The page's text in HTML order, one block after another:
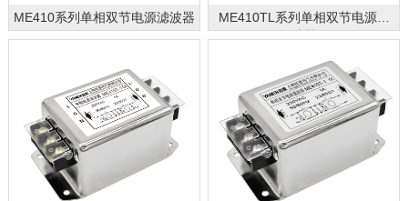
ME410系列单相双节电源滤波器
ME410TL系列单相双节电源滤
波器